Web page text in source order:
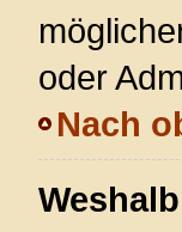
oder
Nach